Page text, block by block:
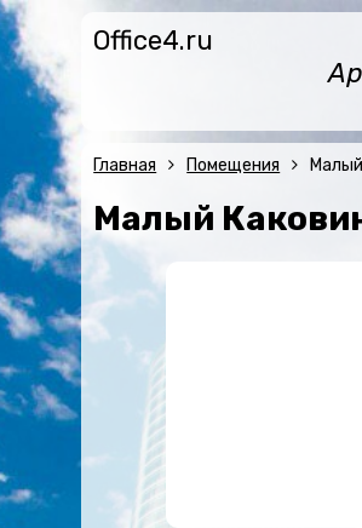
Office4.ru
Главная Помещения
Малый